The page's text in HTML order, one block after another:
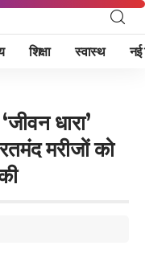
शिक्षा स्वास्थ नई
धारा’
मरीजों को